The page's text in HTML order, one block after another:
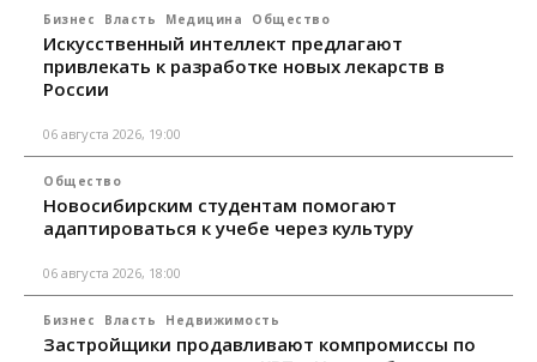
Бизнес Власть Медицина Общество
Искусственный интеллект предлагают
привлекать к разработке новых лекарств в
России
06 августа 2026, 19:00
Общество
Новосибирским студентам помогают
адаптироваться к учебе через культуру
06 августа 2026, 18:00
Бизнес Власть Недвижимость
Застройщики продавливают компромиссы по